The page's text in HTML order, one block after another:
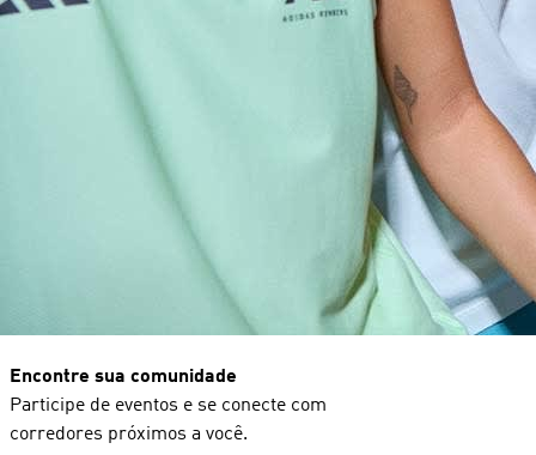
Encontre sua comunidade
Participe de eventos e se conecte com
corredores próximos a você.